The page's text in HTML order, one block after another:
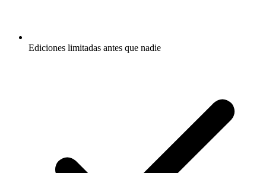
Ediciones limitadas antes que nadie